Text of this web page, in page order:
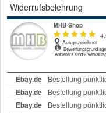
Widerrufsbelehrung